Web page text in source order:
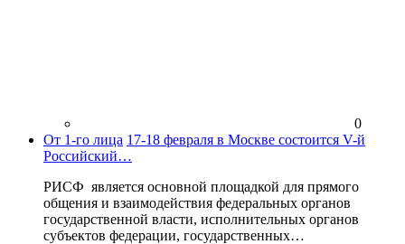
0
От 1-го лица 17-18 февраля в Москве состоится V-й
Российский…
РИСФ является основной площадкой для прямого
общения и взаимодействия федеральных органов
государственной власти, исполнительных органов
субъектов федерации, государственных…